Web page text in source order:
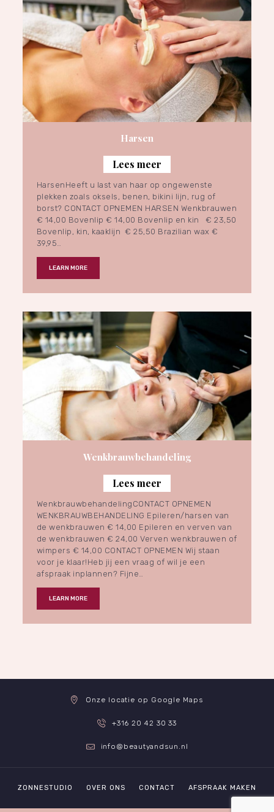
Harsen
Lees meer
HarsenHeeft u last van haar op ongewenste
plekken zoals oksels, benen, bikini lijn, rug of
borst? CONTACT OPNEMEN HARSEN Wenkbrauwen
€ 14,00 Bovenlip € 14,00 Bovenlip en kin € 23,50
Bovenlip, kin, kaaklijn € 25,50 Brazilian wax €
39,95…
LEARN MORE
Wenkbrauwbehandeling
Lees meer
WenkbrauwbehandelingCONTACT OPNEMEN
WENKBRAUWBEHANDELING Epileren/harsen van
de wenkbrauwen € 14,00 Epileren en verven van
de wenkbrauwen € 24,00 Verven wenkbrauwen of
wimpers € 14,00 CONTACT OPNEMEN Wij staan
voor je klaar!Heb jij een vraag of wil je een
afspraak inplannen? Fijne…
LEARN MORE
Onze locatie op Google Maps
+316 20 42 30 33
info@beautyandsun.nl
ZONNESTUDIO OVER ONS CONTACT AFSPRAAK MAKEN